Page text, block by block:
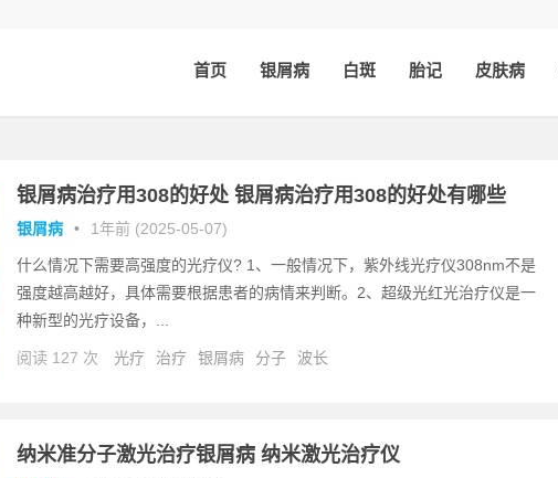
首页 银屑病 白斑 胎记 皮肤病
银屑病治疗用308的好处 银屑病治疗用308的好处有哪些
银屑病 • 1年前 (2025-05-07)
什么情况下需要高强度的光疗仪? 1、一般情况下，紫外线光疗仪308nm不是
强度越高越好，具体需要根据患者的病情来判断。2、超级光红光治疗仪是一
种新型的光疗设备，...
阅读 127 次 光疗 治疗 银屑病 分子 波长
纳米准分子激光治疗银屑病 纳米激光治疗仪